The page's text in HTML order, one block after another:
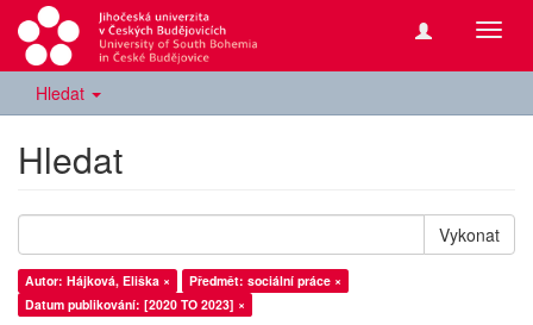
Hledat
Hledat
Vykonat
Autor: Hájková, Eliška ×
Předmět: sociální práce ×
Datum publikování: [2020 TO 2023] ×